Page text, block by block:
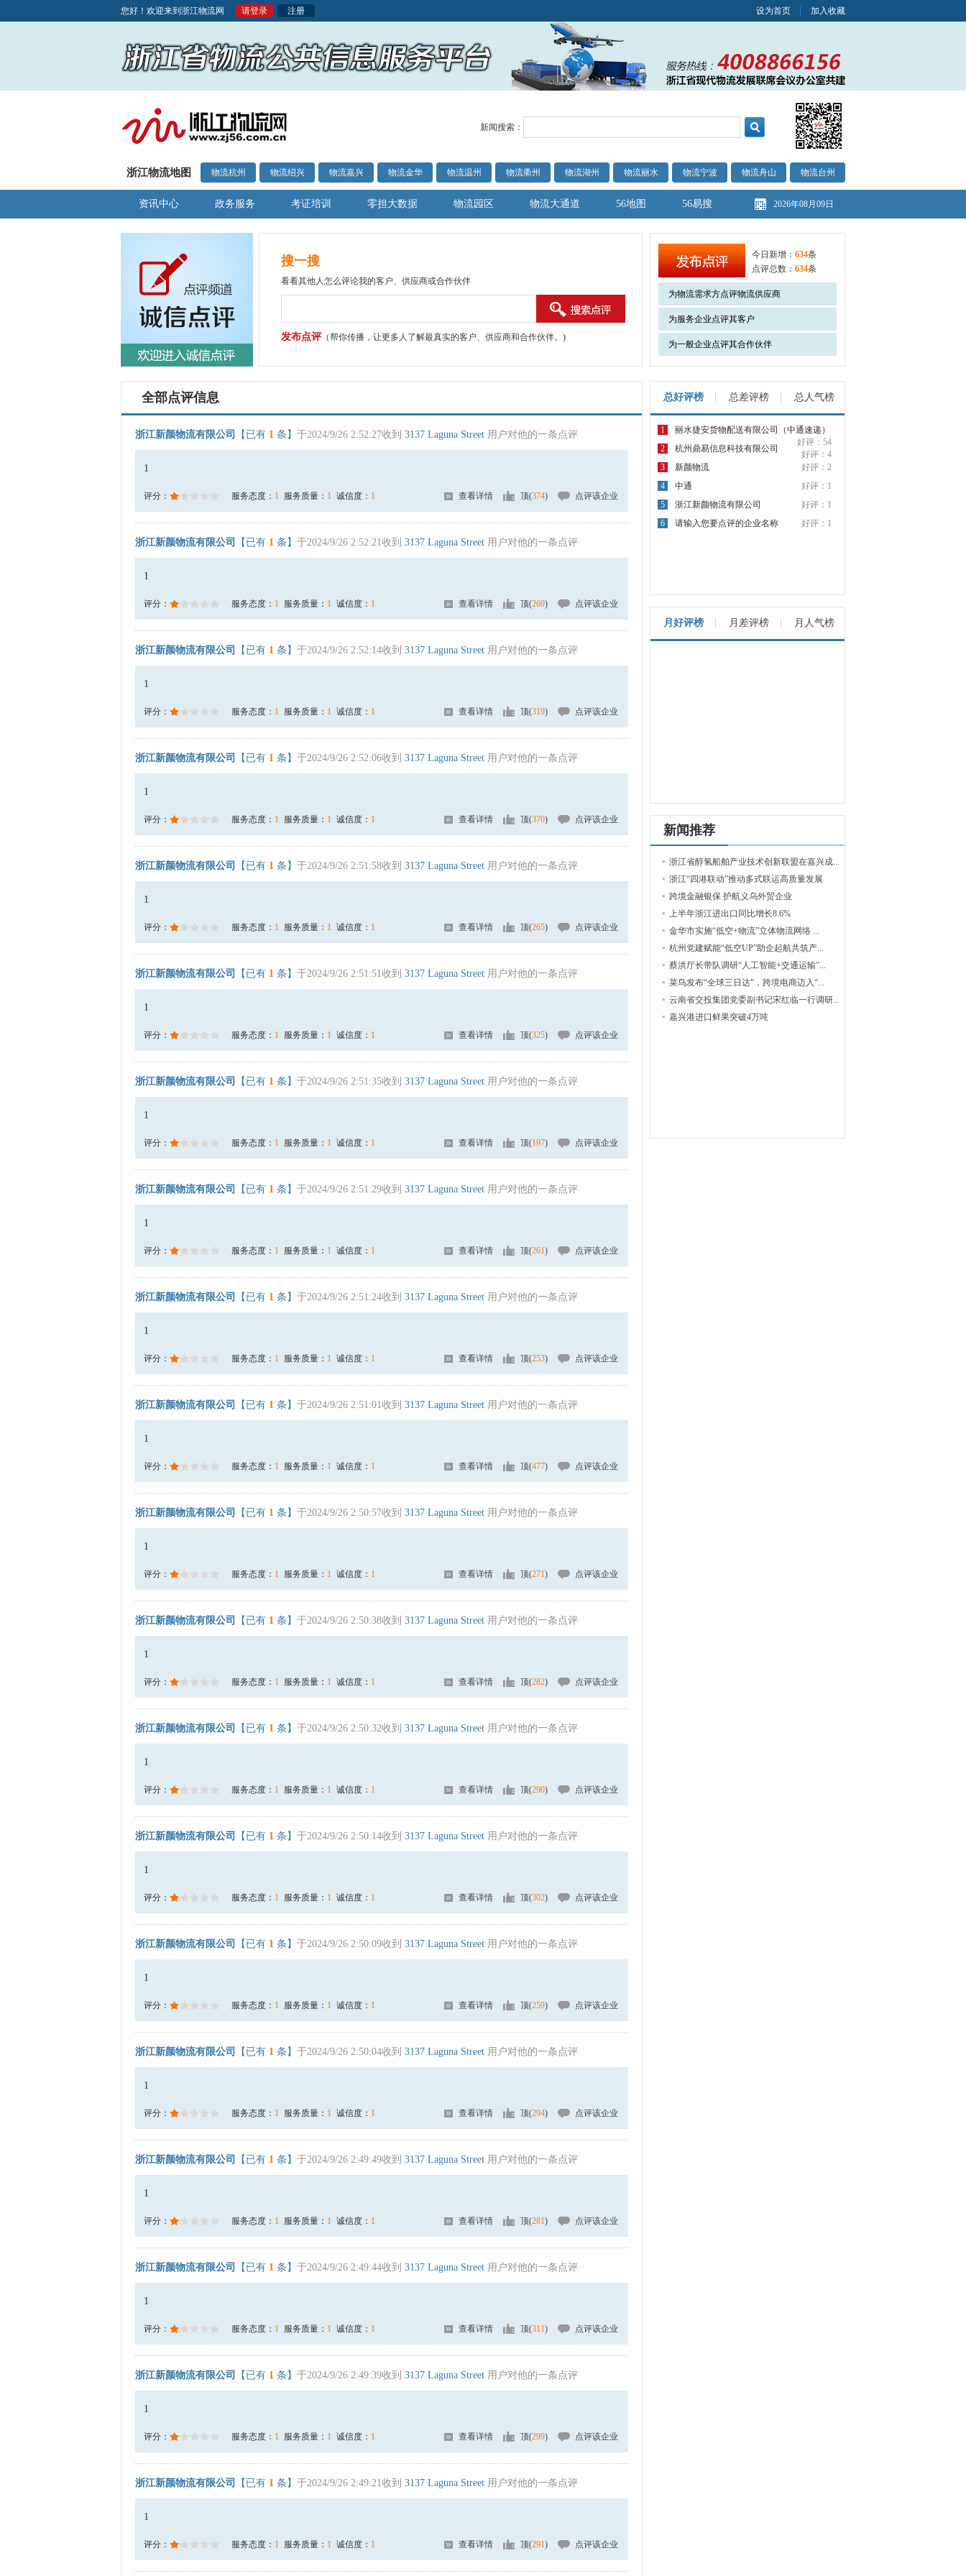
您好！欢迎来到浙江物流网 请登录 注册 设为首页 加入收藏
新闻搜索：
浙江物流地图 物流杭州 物流绍兴 物流嘉兴 物流金华 物流温州 物流衢州 物流湖州 物流丽水 物流宁波 物流舟山 物流台州
资讯中心 政务服务 考证培训 零担大数据 物流园区 物流大通道 56地图 56易搜 2026年08月09日
搜一搜
看看其他人怎么评论我的客户、供应商或合作伙伴
发布点评（帮你传播，让更多人了解最真实的客户、供应商和合作伙伴。)
今日新增： 634条
点评总数： 634条
为物流需求方点评物流供应商
为服务企业点评其客户
为一般企业点评其合作伙伴
全部点评信息
浙江新颜物流有限公司 【已有 1 条】 于2024/9/26 2:52:27收到 3137 Laguna Street 用户对他的一条点评
1
评分： 服务态度： 1 服务质量： 1 诚信度： 1 查看详情 顶(374) 点评该企业
浙江新颜物流有限公司 【已有 1 条】 于2024/9/26 2:52:21收到 3137 Laguna Street 用户对他的一条点评
1
评分： 服务态度： 1 服务质量： 1 诚信度： 1 查看详情 顶(269) 点评该企业
浙江新颜物流有限公司 【已有 1 条】 于2024/9/26 2:52:14收到 3137 Laguna Street 用户对他的一条点评
1
评分： 服务态度： 1 服务质量： 1 诚信度： 1 查看详情 顶(319) 点评该企业
浙江新颜物流有限公司 【已有 1 条】 于2024/9/26 2:52:06收到 3137 Laguna Street 用户对他的一条点评
1
评分： 服务态度： 1 服务质量： 1 诚信度： 1 查看详情 顶(370) 点评该企业
浙江新颜物流有限公司 【已有 1 条】 于2024/9/26 2:51:58收到 3137 Laguna Street 用户对他的一条点评
1
评分： 服务态度： 1 服务质量： 1 诚信度： 1 查看详情 顶(265) 点评该企业
浙江新颜物流有限公司 【已有 1 条】 于2024/9/26 2:51:51收到 3137 Laguna Street 用户对他的一条点评
1
评分： 服务态度： 1 服务质量： 1 诚信度： 1 查看详情 顶(325) 点评该企业
浙江新颜物流有限公司 【已有 1 条】 于2024/9/26 2:51:35收到 3137 Laguna Street 用户对他的一条点评
1
评分： 服务态度： 1 服务质量： 1 诚信度： 1 查看详情 顶(197) 点评该企业
浙江新颜物流有限公司 【已有 1 条】 于2024/9/26 2:51:29收到 3137 Laguna Street 用户对他的一条点评
1
评分： 服务态度： 1 服务质量： 1 诚信度： 1 查看详情 顶(261) 点评该企业
浙江新颜物流有限公司 【已有 1 条】 于2024/9/26 2:51:24收到 3137 Laguna Street 用户对他的一条点评
1
评分： 服务态度： 1 服务质量： 1 诚信度： 1 查看详情 顶(253) 点评该企业
浙江新颜物流有限公司 【已有 1 条】 于2024/9/26 2:51:01收到 3137 Laguna Street 用户对他的一条点评
1
评分： 服务态度： 1 服务质量： 1 诚信度： 1 查看详情 顶(477) 点评该企业
浙江新颜物流有限公司 【已有 1 条】 于2024/9/26 2:50:57收到 3137 Laguna Street 用户对他的一条点评
1
评分： 服务态度： 1 服务质量： 1 诚信度： 1 查看详情 顶(271) 点评该企业
浙江新颜物流有限公司 【已有 1 条】 于2024/9/26 2:50:38收到 3137 Laguna Street 用户对他的一条点评
1
评分： 服务态度： 1 服务质量： 1 诚信度： 1 查看详情 顶(282) 点评该企业
浙江新颜物流有限公司 【已有 1 条】 于2024/9/26 2:50:32收到 3137 Laguna Street 用户对他的一条点评
1
评分： 服务态度： 1 服务质量： 1 诚信度： 1 查看详情 顶(290) 点评该企业
浙江新颜物流有限公司 【已有 1 条】 于2024/9/26 2:50:14收到 3137 Laguna Street 用户对他的一条点评
1
评分： 服务态度： 1 服务质量： 1 诚信度： 1 查看详情 顶(302) 点评该企业
浙江新颜物流有限公司 【已有 1 条】 于2024/9/26 2:50:09收到 3137 Laguna Street 用户对他的一条点评
1
评分： 服务态度： 1 服务质量： 1 诚信度： 1 查看详情 顶(259) 点评该企业
浙江新颜物流有限公司 【已有 1 条】 于2024/9/26 2:50:04收到 3137 Laguna Street 用户对他的一条点评
1
评分： 服务态度： 1 服务质量： 1 诚信度： 1 查看详情 顶(294) 点评该企业
浙江新颜物流有限公司 【已有 1 条】 于2024/9/26 2:49:49收到 3137 Laguna Street 用户对他的一条点评
1
评分： 服务态度： 1 服务质量： 1 诚信度： 1 查看详情 顶(281) 点评该企业
浙江新颜物流有限公司 【已有 1 条】 于2024/9/26 2:49:44收到 3137 Laguna Street 用户对他的一条点评
1
评分： 服务态度： 1 服务质量： 1 诚信度： 1 查看详情 顶(311) 点评该企业
浙江新颜物流有限公司 【已有 1 条】 于2024/9/26 2:49:39收到 3137 Laguna Street 用户对他的一条点评
1
评分： 服务态度： 1 服务质量： 1 诚信度： 1 查看详情 顶(299) 点评该企业
浙江新颜物流有限公司 【已有 1 条】 于2024/9/26 2:49:21收到 3137 Laguna Street 用户对他的一条点评
1
评分： 服务态度： 1 服务质量： 1 诚信度： 1 查看详情 顶(291) 点评该企业
总好评榜 总差评榜 总人气榜
1
丽水捷安货物配送有限公司（中通速递）
好评：54
2 杭州鼎易信息科技有限公司
好评：4
3
新颜物流
好评：2
4
中通
好评：1
5
浙江新颜物流有限公司
好评：1
6
请输入您要点评的企业名称 好评：1
月好评榜 月差评榜 月人气榜
新闻推荐
浙江省醇氢船舶产业技术创新联盟在嘉兴成...
浙江“四港联动”推动多式联运高质量发展
跨境金融银保 护航义乌外贸企业
上半年浙江进出口同比增长8.6%
金华市实施“低空+物流”立体物流网络 ...
杭州党建赋能“低空UP”助企起航共筑产...
蔡洪厅长带队调研“人工智能+交通运输”...
菜鸟发布“全球三日达”，跨境电商迈入“...
云南省交投集团党委副书记宋红临一行调研...
嘉兴港进口鲜果突破4万吨